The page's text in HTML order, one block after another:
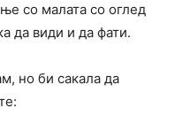
со малата со оглед
да види и да фати.
но би сакала да